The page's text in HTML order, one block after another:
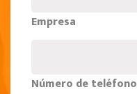
Empresa
Número de teléfono